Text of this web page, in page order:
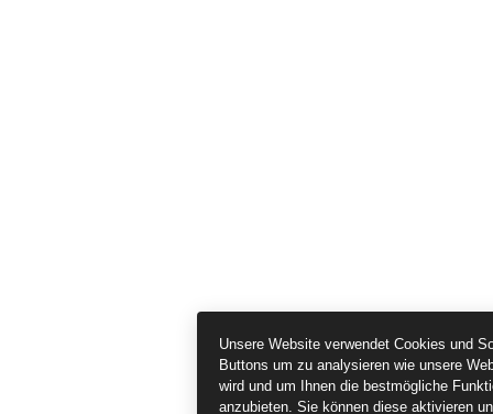
Unsere Website verwendet Cookies und
Buttons um zu analysieren wie unsere
wird und um Ihnen die bestmögliche
anzubieten. Sie können diese aktivieren